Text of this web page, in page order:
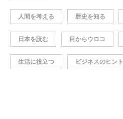
人間を考える 歴史を知る
日本を読む 目からウロコ
生活に役立つ ビジネスのヒント